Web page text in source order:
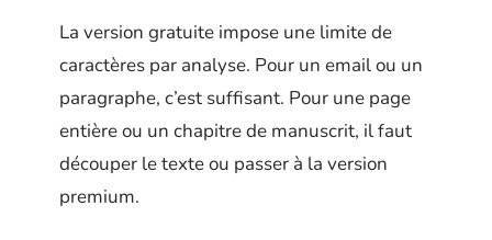
La version gratuite impose une limite de
caractères par analyse. Pour un email ou un
paragraphe, c’est suffisant. Pour une page
entière ou un chapitre de manuscrit, il faut
découper le texte ou passer à la version
premium.